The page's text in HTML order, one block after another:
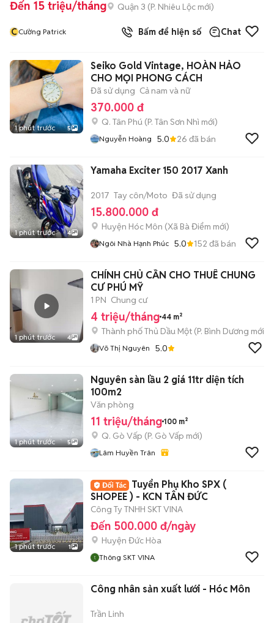
Đến 15 triệu/tháng Quận 3 (P. Nhiêu Lộc mới)
CCường Patrick Bấm để hiện số Chat
1 phút trước 5
Seiko Gold Vintage, HOÀN HẢO
CHO MỌI PHONG CÁCH
Đã sử dụng Cả nam và nữ
370.000 đ
Q. Tân Phú (P. Tân Sơn Nhì mới)
Nguyễn Hoàng 5.0 26 đã bán
1 phút trước 4
Yamaha Exciter 150 2017 Xanh
2017 Tay côn/Moto Đã sử dụng
15.800.000 đ
Huyện Hóc Môn (Xã Bà Điểm mới)
Ngôi Nhà Hạnh Phúc 5.0 152 đã bán
1 phút trước 4
CHÍNH CHỦ CẦN CHO THUÊ CHUNG
CƯ PHÚ MỸ
1 PN Chung cư
4 triệu/tháng 44 m²
Thành phố Thủ Dầu Một (P. Bình Dương mới)
Võ Thị Nguyên 5.0
1 phút trước 5
Nguyên sàn lầu 2 giá 11tr diện tích
100m2
Văn phòng
11 triệu/tháng 100 m²
Q. Gò Vấp (P. Gò Vấp mới)
Lâm Huyền Trân
1 phút trước 1
Tuyển Phụ Kho SPX (
SHOPEE ) - KCN TÂN ĐỨC
Công Ty TNHH SKT VINA
Đến 500.000 đ/ngày
Huyện Đức Hòa
Thông SKT VINA
Công nhân sản xuất lưới - Hóc Môn
Trần Linh